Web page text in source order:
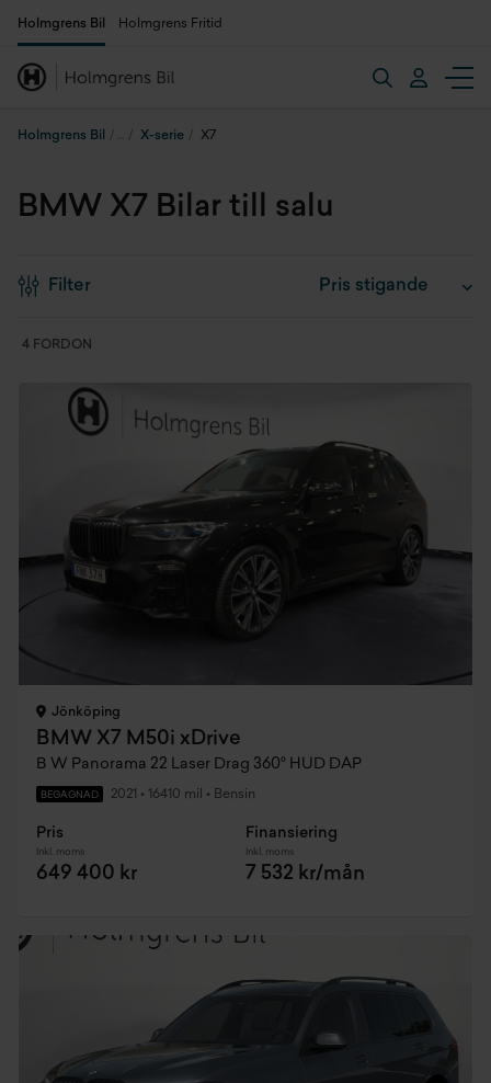
Holmgrens Bil Holmgrens Fritid
Holmgrens Bil X-serie X7
BMW X7 Bilar till salu
Filter
4 FORDON
Jönköping
BMW X7 M50i xDrive
B W Panorama 22 Laser Drag 360° HUD DAP
BEGAGNAD 2021 • 16410 mil • Bensin
Pris
Inkl. moms
649 400 kr
Finansiering
Inkl. moms
7 532 kr/mån